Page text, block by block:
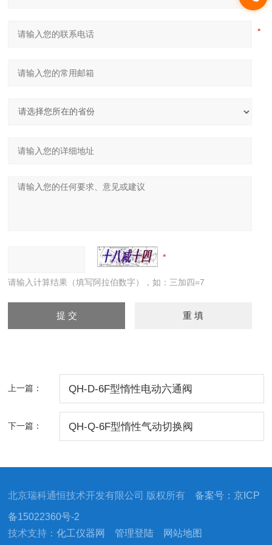
请输入计算结果（填写阿拉伯数字），如：三加四=7
上一篇： QH-D-6F型惰性电动六通阀
下一篇： QH-Q-6F型惰性气动切换阀
北京瑞科通恒技术开发有限公司 版权所有备案号：京ICP
备15022360号-2
技术支持：化工仪器网 管理登陆 网站地图